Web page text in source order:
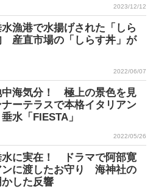
2023/12/12
漁港で水揚げされた「しら
産直市場の「しらす丼」が
2022/06/07
中海気分！ 極上の景色を見
ーテラスで本格イタリアン
水「FIESTA」
2022/05/26
水に実在！ ドラマで阿部寛
ンに渡したお守り 海神社の
した反響